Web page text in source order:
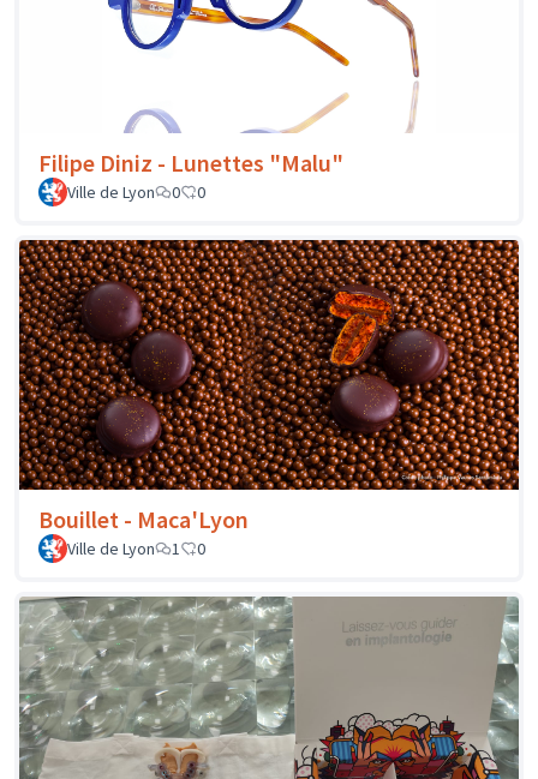
Filipe Diniz - Lunettes "Malu"
Ville de Lyon 0 0
Bouillet - Maca'Lyon
Ville de Lyon 1 0